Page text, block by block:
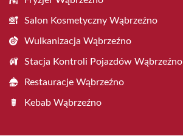
Salon Kosmetyczny Wąbrzeźno
Wulkanizacja Wąbrzeźno
Stacja Kontroli Pojazdów Wąbrzeźno
Restauracje Wąbrzeźno
Kebab Wąbrzeźno